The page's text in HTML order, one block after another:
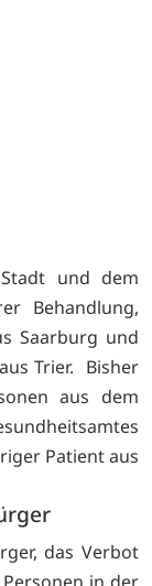
und dem
Behandlung,
Saarburg und
Trier. Bisher
aus dem
Patient aus
das Verbot